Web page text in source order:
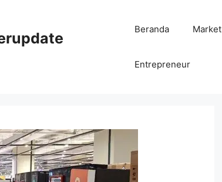
Beranda Market
Entrepreneur